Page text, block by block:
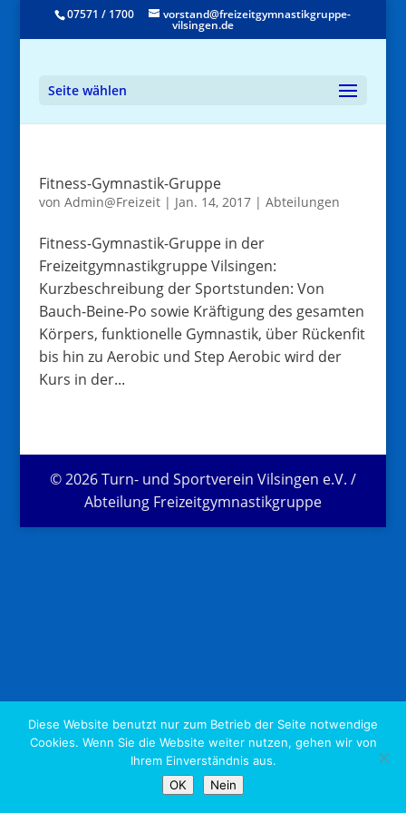
07571 / 1700 vorstand@freizeitgymnastikgruppe-
vilsingen.de
Seite wählen
Fitness-Gymnastik-Gruppe
von Admin@Freizeit| Jan. 14, 2017| Abteilungen
Fitness-Gymnastik-Gruppe in der
Freizeitgymnastikgruppe Vilsingen:
Kurzbeschreibung der Sportstunden: Von
Bauch-Beine-Po sowie Kräftigung des gesamten
Körpers, funktionelle Gymnastik, über Rückenfit
bis hin zu Aerobic und Step Aerobic wird der
Kurs in der...
© 2026 Turn- und Sportverein Vilsingen e.V. /
Abteilung Freizeitgymnastikgruppe
Diese Website benutzt nur zum Betrieb der Seite notwendige
Cookies. Wenn Sie die Website weiter nutzen, gehen wir von
Ihrem Einverständnis aus.
OK
Nein